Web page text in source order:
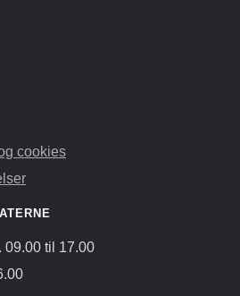
cookies
09.00 til 17.00